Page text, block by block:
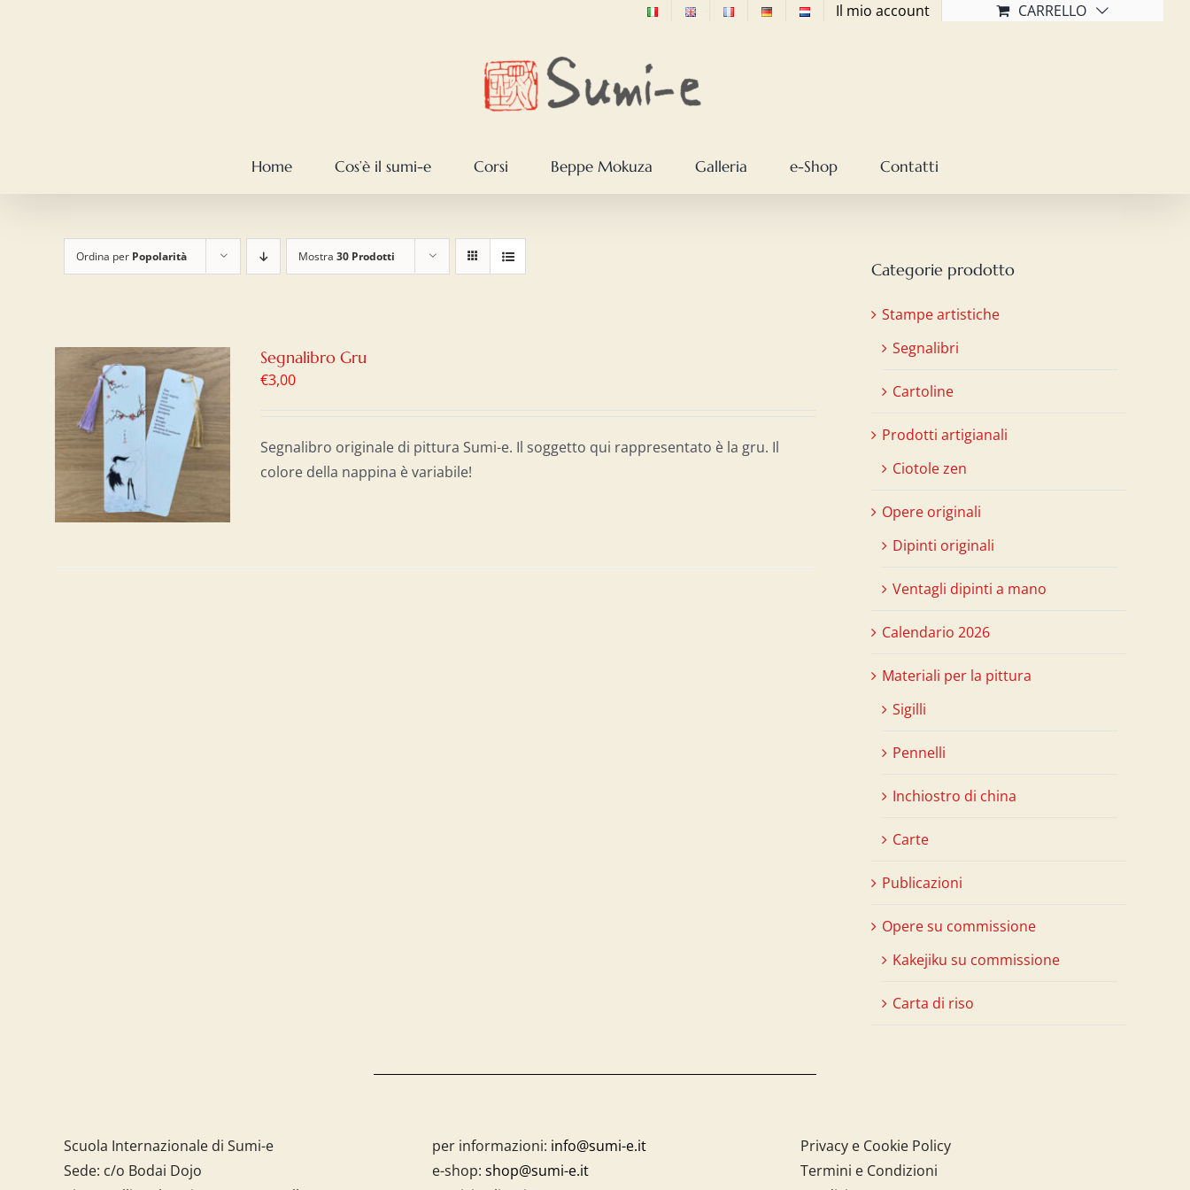
Il mio account CARRELLO
Home Cos’è il sumi-e Corsi Beppe Mokuza Galleria e-Shop Contatti
Ordina per Popolarità Mostra 30 Prodotti
Segnalibro Gru
€3,00
Segnalibro originale di pittura Sumi-e. Il soggetto qui rappresentato è la gru. Il
colore della nappina è variabile!
Categorie prodotto
Stampe artistiche
Segnalibri
Cartoline
Prodotti artigianali
Ciotole zen
Opere originali
Dipinti originali
Ventagli dipinti a mano
Calendario 2026
Materiali per la pittura
Sigilli
Pennelli
Inchiostro di china
Carte
Publicazioni
Opere su commissione
Kakejiku su commissione
Carta di riso
Scuola Internazionale di Sumi-e
Sede: c/o Bodai Dojo
per informazioni: info@sumi-e.it
e-shop: shop@sumi-e.it
Privacy e Cookie Policy
Termini e Condizioni